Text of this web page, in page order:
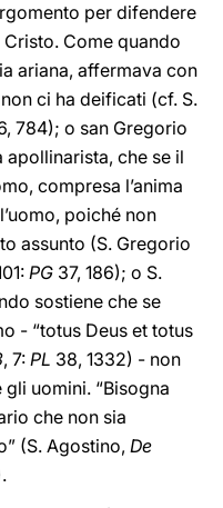
per difendere
Come quando
ariana, affermava con
ci ha deificati (cf. S.
784); o san Gregorio
che se il
compresa l’anima
poiché non
assunto (S. Gregorio
PG 37, 186); o S.
sostiene che se
- “totus Deus et totus
, 7: PL 38, 1332) - non
uomini. “Bisogna
che non sia
(S. Agostino, De